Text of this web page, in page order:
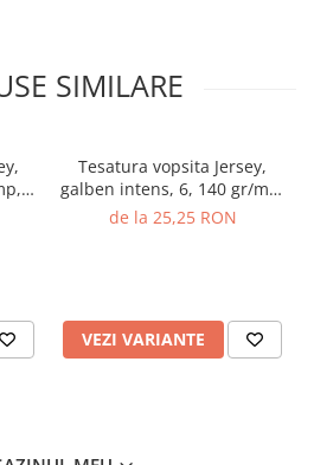
SIMILARE
Tesatura vopsita Jersey,
galben intens, 6, 140 gr/mp,
latime 220 cm, 100%
de la 25,25 RON
VEZI VARIANTE